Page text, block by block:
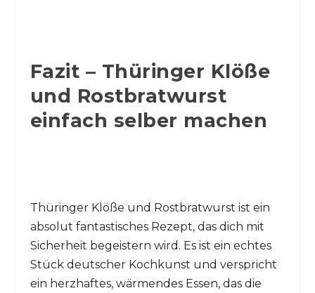
Fazit – Thüringer Klöße
und Rostbratwurst
einfach selber machen
Thüringer Klöße und Rostbratwurst ist ein
absolut fantastisches Rezept, das dich mit
Sicherheit begeistern wird. Es ist ein echtes
Stück deutscher Kochkunst und verspricht
ein herzhaftes, wärmendes Essen, das die